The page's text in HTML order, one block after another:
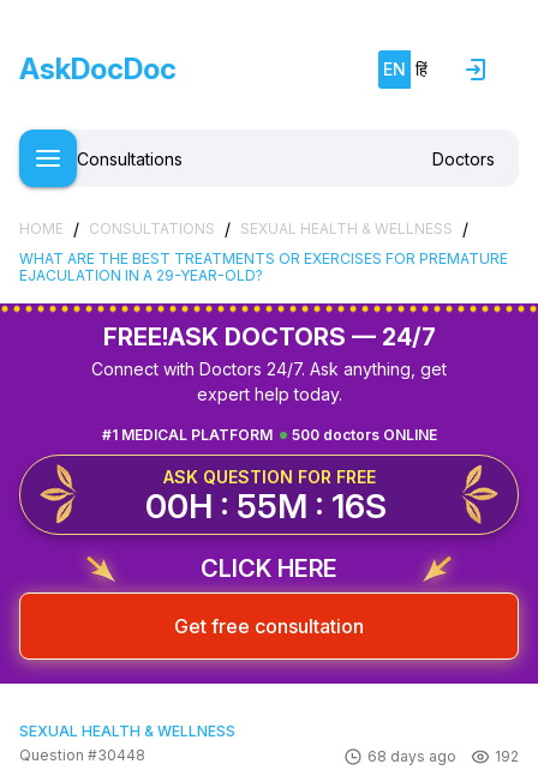
AskDocDoc EN हिं
Consultations Doctors
HOME / CONSULTATIONS / SEXUAL HEALTH & WELLNESS /
WHAT ARE THE BEST TREATMENTS OR EXERCISES FOR PREMATURE
EJACULATION IN A 29-YEAR-OLD?
FREE!ASK DOCTORS — 24/7
Connect with Doctors 24/7. Ask anything, get
expert help today.
500 doctors ONLINE
#1 MEDICAL PLATFORM
ASK QUESTION FOR FREE
00H : 55M : 15S
CLICK HERE
Get free consultation
SEXUAL HEALTH & WELLNESS
Question #30448
68 days ago 192